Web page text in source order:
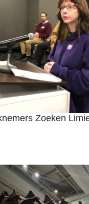
Zoeken